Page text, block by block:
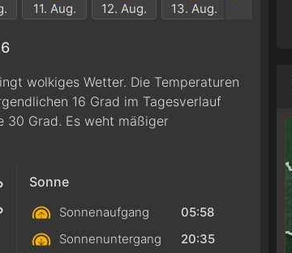
11. Aug. 12. Aug. 13. Aug.
wolkiges Wetter. Die Temperaturen
16 Grad im Tagesverlauf
30 Grad. Es weht mäßiger
Sonne
Sonnenaufgang
05:58
Sonnenuntergang
20:35